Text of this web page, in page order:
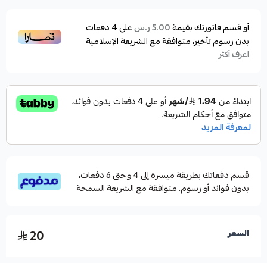
يوجد به قفل للمساعدة في التحكم في قفل وفتح
الزرادية
أو قسم فاتورتك بقيمة5.00 ر.س على4دفعات
بدون رسوم تأخير، متوافقة مع الشريعة الإسلامية
اعرف أكثر
قسم دفعاتك بطريقة ميسرة إلى 4 وحتى 6 دفعات،
بدون فوائد أو رسوم. متوافقة مع الشريعة السمحة
السعر 20